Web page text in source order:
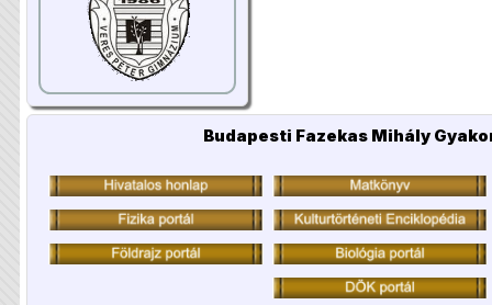
Budapesti Fazekas Mihály